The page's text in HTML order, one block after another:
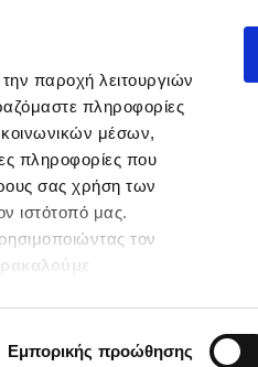
παροχή λειτουργιών
πληροφορίες
μέσων,
πληροφορίες που
σας χρήση των
ιστότοπό μας.
τον
Εμπορικής προώθησης